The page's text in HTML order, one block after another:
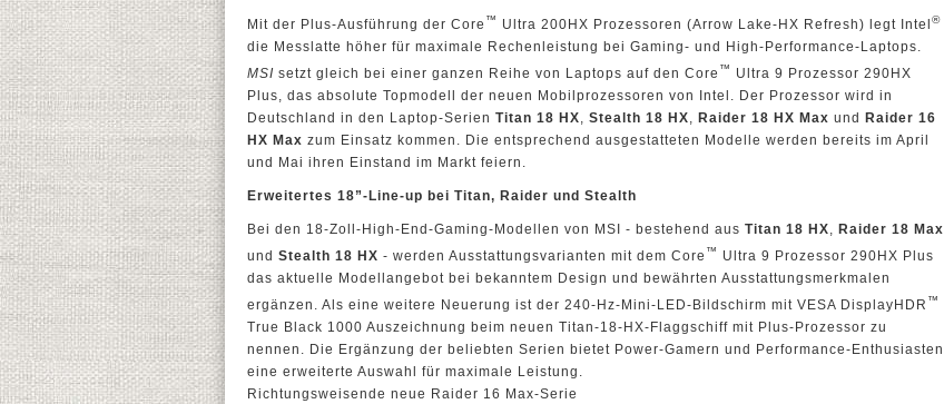
Mit der Plus-Ausführung der Core ™ Ultra 200HX Prozessoren (Arrow Lake-HX Refresh) legt Intel ®
die Messlatte höher für maximale Rechenleistung bei Gaming- und High-Performance-Laptops.
MSI setzt gleich bei einer ganzen Reihe von Laptops auf den Core ™
Ultra 9 Prozessor 290HX
Plus, das absolute Topmodell der neuen Mobilprozessoren von Intel. Der Prozessor wird in
Deutschland in den Laptop-Serien Titan 18 HX, Stealth 18 HX, Raider 18 HX Max und
Raider 16
HX Max zum Einsatz kommen. Die entsprechend ausgestatteten Modelle werden bereits im April
und Mai ihren Einstand im Markt feiern.
Erweitertes 18”-Line-up bei Titan, Raider und Stealth
Bei den 18-Zoll-High-End-Gaming-Modellen von MSI - bestehend aus Titan 18 HX, Raider 18 Max
und Stealth 18 HX - werden Ausstattungsvarianten mit dem Core ™
Ultra 9 Prozessor 290HX Plus
das aktuelle Modellangebot bei bekanntem Design und bewährten Ausstattungsmerkmalen
ergänzen. Als eine weitere Neuerung ist der 240-Hz-Mini-LED-Bildschirm mit VESA DisplayHDR ™
True Black 1000 Auszeichnung beim neuen Titan-18-HX-Flaggschiff mit Plus-Prozessor zu
nennen. Die Ergänzung der beliebten Serien bietet Power-Gamern und Performance-Enthusiasten
eine erweiterte Auswahl für maximale Leistung.
Richtungsweisende neue Raider 16 Max-Serie